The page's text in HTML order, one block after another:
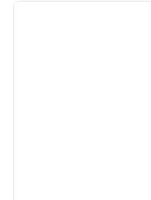
1 z 12